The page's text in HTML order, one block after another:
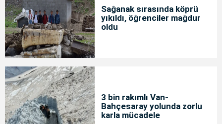
Sağanak sırasında köprü
yıkıldı, öğrenciler mağdur
oldu
3 bin rakımlı Van-
Bahçesaray yolunda zorlu
karla mücadele